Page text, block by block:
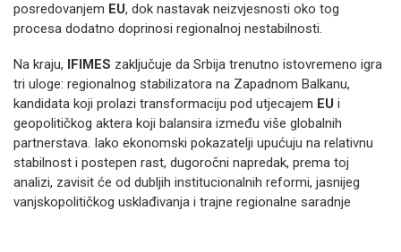
posredovanjem EU, dok nastavak neizvjesnosti oko tog
procesa dodatno doprinosi regionalnoj nestabilnosti.
Na kraju, IFIMES zaključuje da Srbija trenutno istovremeno igra
tri uloge: regionalnog stabilizatora na Zapadnom Balkanu,
kandidata koji prolazi transformaciju pod utjecajem EU i
geopolitičkog aktera koji balansira između više globalnih
partnerstava. Iako ekonomski pokazatelji upućuju na relativnu
stabilnost i postepen rast, dugoročni napredak, prema toj
analizi, zavisit će od dubljih institucionalnih reformi, jasnijeg
vanjskopolitičkog usklađivanja i trajne regionalne saradnje